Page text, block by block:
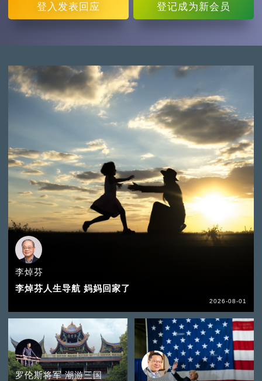
登入 发表回应 登记成为新会员
李焯芬
李焯芬人生导航 妈妈回家了
2026-08-01
罗伦斯将军 潮游三国